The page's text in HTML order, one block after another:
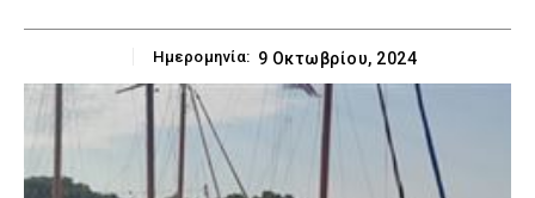
Ημερομηνία: 9 Οκτωβρίου, 2024